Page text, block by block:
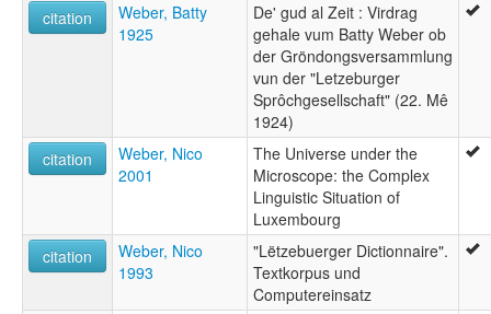
citation
Weber, Batty
1925
De' gud al Zeit : Virdrag
gehale vum Batty Weber ob
der Gröndongsversammlung
vun der "Letzeburger
Sprôchgesellschaft" (22. Mê
1924)
citation
Weber, Nico
2001
The Universe under the
Microscope: the Complex
Linguistic Situation of
Luxembourg
citation
Weber, Nico
1993
"Lëtzebuerger Dictionnaire".
Textkorpus und
Computereinsatz